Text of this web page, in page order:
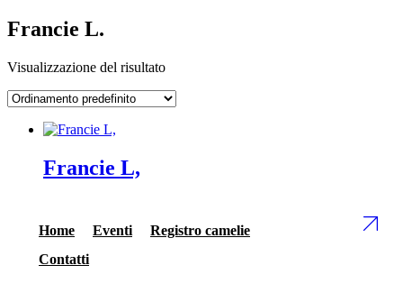
Francie L.
Visualizzazione del risultato
Francie L,
Home Eventi
Registro camelie
Contatti